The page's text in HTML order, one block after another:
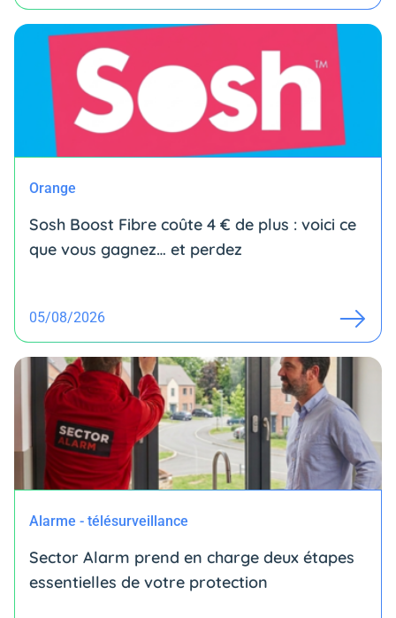
Orange
Sosh Boost Fibre coûte 4 € de plus : voici ce
que vous gagnez… et perdez
05/08/2026
Alarme - télésurveillance
Sector Alarm prend en charge deux étapes
essentielles de votre protection